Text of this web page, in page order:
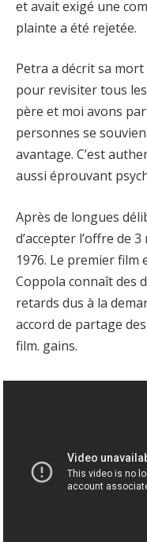
et avait exigé une
plainte a été rejetée.
Petra a décrit sa
pour revisiter tous
père et moi avons
personnes se
avantage. C’est
aussi éprouvant
Après de longues
d’accepter l’offre de
1976. Le premier film
Coppola connaît des
retards dus à la
accord de partage
film. gains.